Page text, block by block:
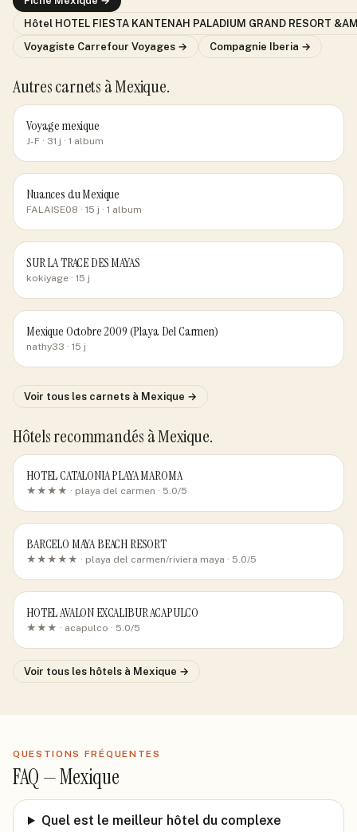
Hôtel HOTEL FIESTA KANTENAH PALADIUM GRAND RESORT
Voyagiste Carrefour Voyages → Compagnie Iberia →
Autres carnets à Mexique.
Voyage mexique
J-F · 31 j · 1 album
Nuances du Mexique
FALAISE08 · 15 j · 1 album
SUR LA TRACE DES MAYAS
kokiyage · 15 j
Mexique Octobre 2009 (Playa Del Carmen)
nathy33 · 15 j
Voir tous les carnets à Mexique →
Hôtels recommandés à Mexique.
HOTEL CATALONIA PLAYA MAROMA
★★★★ · playa del carmen · 5.0/5
BARCELO MAYA BEACH RESORT
★★★★★ · playa del carmen/riviera maya · 5.0/5
HOTEL AVALON EXCALIBUR ACAPULCO
★★★ · acapulco · 5.0/5
Voir tous les hôtels à Mexique →
QUESTIONS FRÉQUENTES
FAQ —Mexique
Quel est le meilleur hôtel du complexe